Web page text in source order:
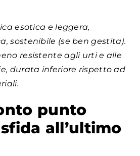
esotica e leggera,
sostenibile (se ben gestita).
resistente agli urti e alle
durata inferiore rispetto ad
punto
all’ultimo